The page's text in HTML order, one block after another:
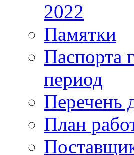
2022
Памятки
Паспорта
период
Перечень
План